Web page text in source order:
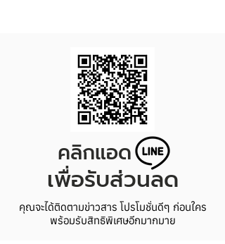
คลิกแอด
เพื่อรับส่วนลด
คุณจะได้ติดตามข่าวสาร โปรโมชั่นดีๆ ก่อนใคร
พร้อมรับสิทธิพิเศษอีกมากมาย